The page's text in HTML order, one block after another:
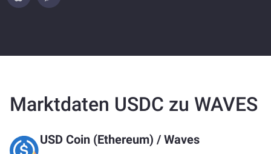
Marktdaten USDC zu WAVES
USD Coin (Ethereum) / Waves